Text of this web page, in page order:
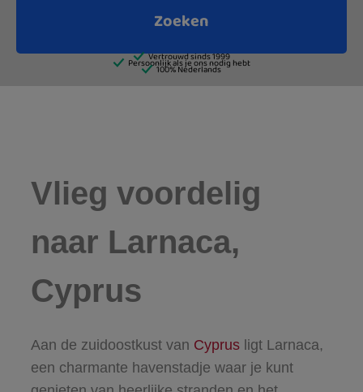
Vlieg voordelig
naar Larnaca,
Cyprus
Aan de zuidoostkust van Cyprusligt Larnaca,
een charmante havenstadje waar je kunt